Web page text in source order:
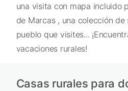
una visita con mapa incluido
de Marcas , una colección de
pueblo que visites...
vacaciones rurales!
Casas rurales para